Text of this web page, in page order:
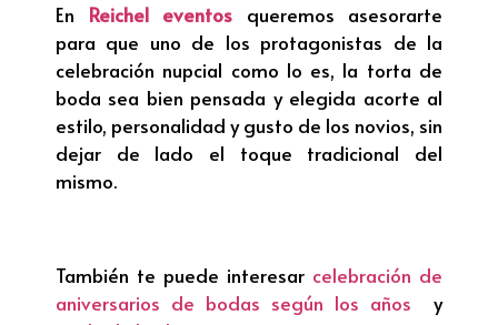
En Reichel eventos queremos asesorarte
para que uno de los protagonistas de la
celebración nupcial como lo es, la torta de
boda sea bien pensada y elegida acorte al
estilo, personalidad y gusto de los novios, sin
dejar de lado el toque tradicional del
mismo.
También te puede interesar celebración de
aniversarios de bodas según los años
y